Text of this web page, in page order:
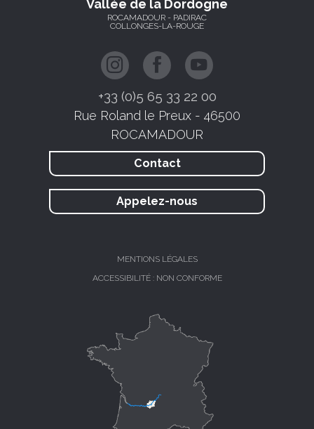
Vallée de la Dordogne
ROCAMADOUR - PADIRAC
COLLONGES-LA-ROUGE
+33 (0)5 65 33 22 00
Rue Roland le Preux - 46500
ROCAMADOUR
Contact
Appelez-nous
MENTIONS LÉGALES
ACCESSIBILITÉ : NON CONFORME